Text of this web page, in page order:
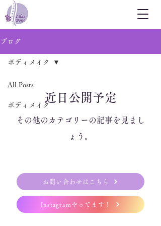
ブログ
All Posts
ボディメイク
ボディメイク
近日公開予定
その他のカテゴリーの記事を見まし
ょう。
お問い合わせはこちら
Instagramやってます！